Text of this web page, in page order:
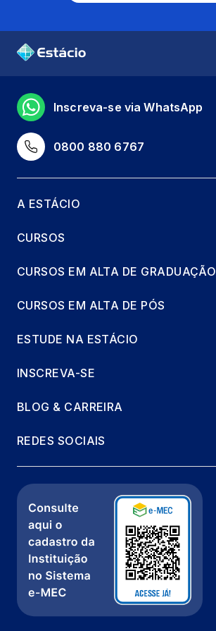
0800 880 6767
Inscreva-se via WhatsApp
A ESTÁCIO
CURSOS
CURSOS EM ALTA DE GRADUAÇÃO
CURSOS EM ALTA DE PÓS
ESTUDE NA ESTÁCIO
INSCREVA-SE
BLOG & CARREIRA
REDES SOCIAIS